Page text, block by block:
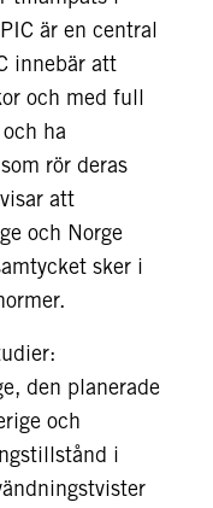
är en central
innebär att
och med full
ha
rör deras
att
och Norge
sker i
den planerade
och
i